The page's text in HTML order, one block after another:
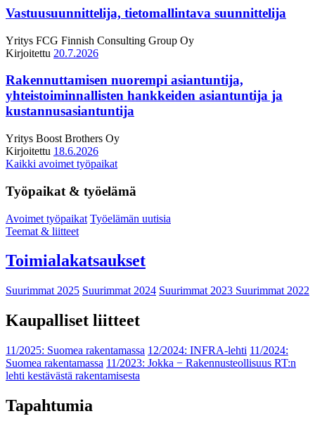
Vastuusuunnittelija, tietomallintava suunnittelija
Yritys FCG Finnish Consulting Group Oy
Kirjoitettu 20.7.2026
Rakennuttamisen nuorempi asiantuntija,
yhteistoiminnallisten hankkeiden asiantuntija ja
kustannusasiantuntija
Yritys Boost Brothers Oy
Kirjoitettu 18.6.2026
Kaikki avoimet työpaikat
Työpaikat & työelämä
Avoimet työpaikat Työelämän uutisia
Teemat & liitteet
Toimialakatsaukset
Suurimmat 2025 Suurimmat 2024 Suurimmat 2023 Suurimmat 2022
Kaupalliset liitteet
11/2025: Suomea rakentamassa 12/2024: INFRA-lehti 11/2024:
Suomea rakentamassa 11/2023: Jokka − Rakennusteollisuus RT:n
lehti kestävästä rakentamisesta
Tapahtumia